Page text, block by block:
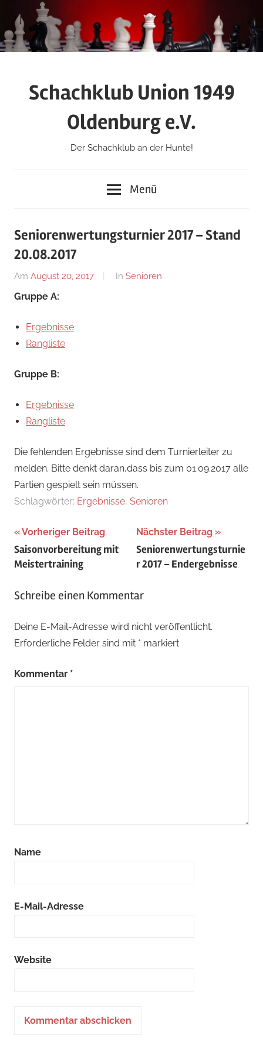
Inhalt
springen
Schachklub Union 1949
Oldenburg e.V.
Der Schachklub an der Hunte!
Menü
Seniorenwertungsturnier 2017 – Stand
20.08.2017
Am August 20, 2017
Von
In Senioren
Gruppe A:
Ergebnisse
Rangliste
Gruppe B:
Ergebnisse
Rangliste
Die fehlenden Ergebnisse sind dem Turnierleiter zu
melden. Bitte denkt daran,dass bis zum 01.09.2017 alle
Partien gespielt sein müssen.
Schlagwörter: Ergebnisse, Senioren
Beitragsnavigation
Vorheriger Beitrag
Saisonvorbereitung mit
Meistertraining
Nächster Beitrag
Seniorenwertungsturnie
r 2017 – Endergebnisse
Schreibe einen Kommentar
Deine E-Mail-Adresse wird nicht veröffentlicht.
Erforderliche Felder sind mit * markiert
Kommentar *
Name
E-Mail-Adresse
Website